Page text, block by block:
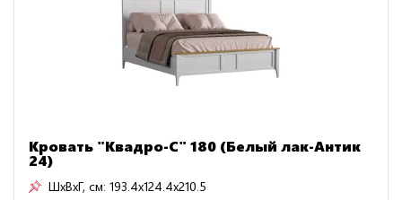
Кровать "Квадро-С" 180 (Белый лак-Антик
24)
ШxВxГ, см: 193.4x124.4x210.5